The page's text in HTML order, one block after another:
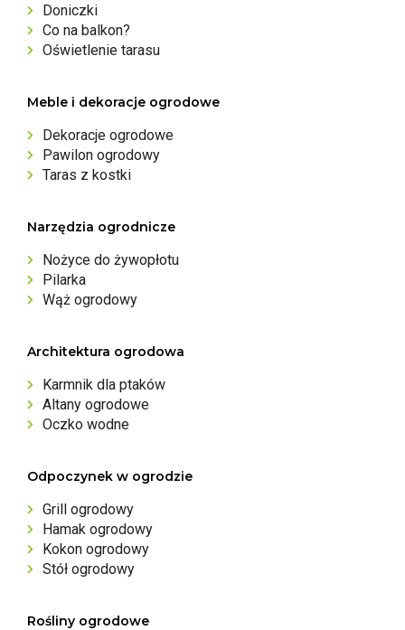
Doniczki
Co na balkon?
Oświetlenie tarasu
Meble i dekoracje ogrodowe
Dekoracje ogrodowe
Pawilon ogrodowy
Taras z kostki
Narzędzia ogrodnicze
Nożyce do żywopłotu
Pilarka
Wąż ogrodowy
Architektura ogrodowa
Karmnik dla ptaków
Altany ogrodowe
Oczko wodne
Odpoczynek w ogrodzie
Grill ogrodowy
Hamak ogrodowy
Kokon ogrodowy
Stół ogrodowy
Rośliny ogrodowe